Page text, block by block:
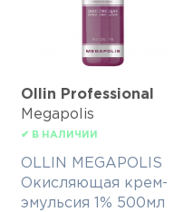
Ollin Professional
Megapolis
✔ В НАЛИЧИИ
OLLIN MEGAPOLIS
Окисляющая крем-
эмульсия 1% 500мл